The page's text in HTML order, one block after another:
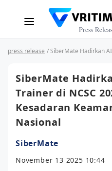
Press
press release
SiberMate
Trainer di NCSC
Kesadaran
Nasional
SiberMate
November 13 2025 10:44